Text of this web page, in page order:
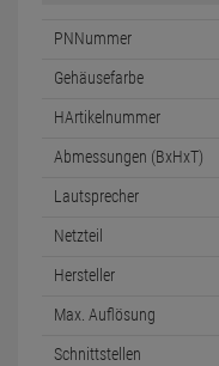
PNNummer
Gehäusefarbe
HArtikelnummer
Abmessungen (BxHxT)
Lautsprecher
Netzteil
Hersteller
Max. Auflösung
Schnittstellen